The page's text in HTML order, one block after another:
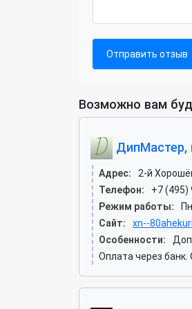
Отправить отзыв
Возможно вам
ДипМастер,
Адрес:
2-й
Телефон:
+7 (495)
Режим работы:
Сайт:
xn--
Особенности:
Оплата через